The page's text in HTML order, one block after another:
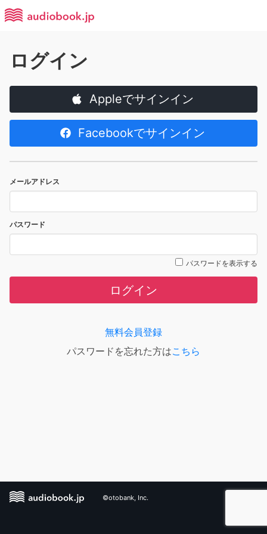
ログイン
Appleでサインイン
Facebookでサインイン
メールアドレス
パスワード
パスワードを表示する
ログイン
無料会員登録
パスワードを忘れた方はこちら
©otobank, Inc.